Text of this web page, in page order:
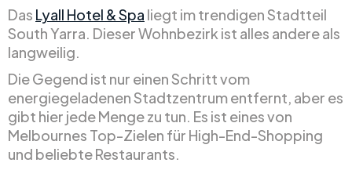
Das Lyall Hotel & Spa liegt im trendigen Stadtteil
South Yarra. Dieser Wohnbezirk ist alles andere als
langweilig.
Die Gegend ist nur einen Schritt vom
energiegeladenen Stadtzentrum entfernt, aber es
gibt hier jede Menge zu tun. Es ist eines von
Melbournes Top-Zielen für High-End-Shopping
und beliebte Restaurants.